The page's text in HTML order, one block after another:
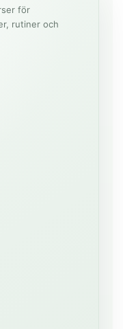
för
rutiner och